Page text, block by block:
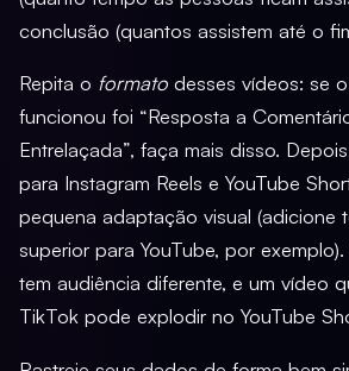
conclusão (quantos assistem até o
Repita o formato desses vídeos: se
funcionou foi “Resposta a
Entrelaçada”, faça mais disso.
para Instagram Reels e YouTube
pequena adaptação visual (adicione
superior para YouTube, por
tem audiência diferente, e um vídeo
TikTok pode explodir no YouTube